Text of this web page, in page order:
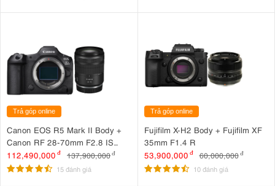
Ông trùm CROP gọi tên Sony A6700
Máy ảnh Sony A6700 là chiếc máy ảnh cảm biến APS-C vừa được
ra mắt của nhà Sony. Mang trong mình nhiều công nghệ hiện đại,
SonyA6700là sự tiếp nối hoàn hảo của dòng máy ảnh
Alpha, mang đến sự kết hợp tuyệt vời giữa hiệu suất cao và tính
Trả góp online
Canon EOS R5 Mark II Body +
Canon RF 28-70mm F2.8 IS
STM
112,490,000 đ 137,900,000đ
15 đánh giá
Trả góp online
Fujifilm X-H2 Body + Fujifilm XF
35mm F1.4 R
53,900,000 đ 60,000,000 đ
10 đánh giá